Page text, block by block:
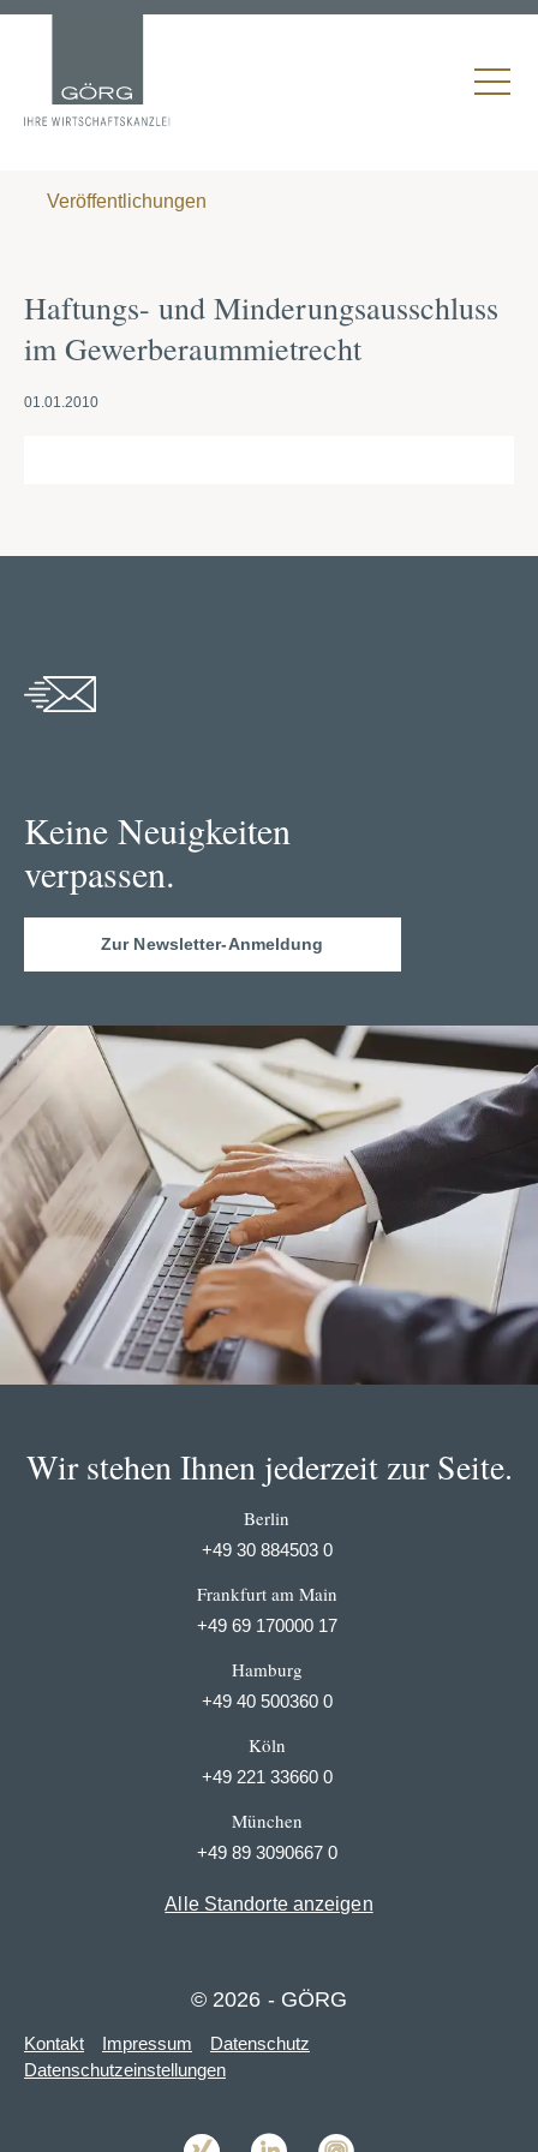
Veröffentlichungen
Haftungs- und Minderungsausschluss
im Gewerberaummietrecht
01.01.2010
Keine Neuigkeiten
verpassen.
Zur Newsletter-Anmeldung
Wir stehen Ihnen jederzeit zur Seite.
Berlin
+49 30 884503 0
Frankfurt am Main
+49 69 170000 17
Hamburg
+49 40 500360 0
Köln
+49 221 33660 0
München
+49 89 3090667 0
Alle Standorte anzeigen
© 2026 - GÖRG
Kontakt Impressum
Datenschutz
Datenschutzeinstellungen